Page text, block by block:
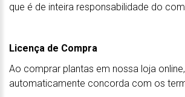
que é de inteira responsabilidade do
Licença de Compra
Ao comprar plantas em nossa loja
automaticamente concorda com os